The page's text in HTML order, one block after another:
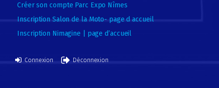
Créer son compte Parc Expo Nîmes
Inscription Salon de la Moto- page d accueil
Inscription Nimagine | page d’accueil
Connexion Déconnexion